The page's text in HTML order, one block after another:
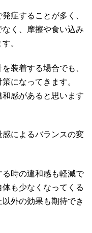
症することが多く、
く、摩擦や食い込み
。
装着する場合でも、
になってきます。
感があると思います
によるバランスの変
時の違和感も軽減で
も少なくなってくる
外の効果も期待でき